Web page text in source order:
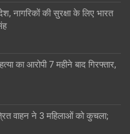
नागरिकों की सुरक्षा के लिए भारत
का आरोपी 7 महीने बाद गिरफ्तार,
वाहन ने 3 महिलाओं को कुचला;